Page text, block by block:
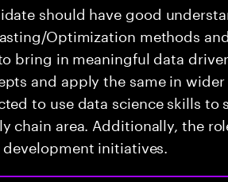
should have good
Optimization methods
bring in meaningful data
and apply the same in
to use data science skills to
chain area. Additionally, the
development initiatives.